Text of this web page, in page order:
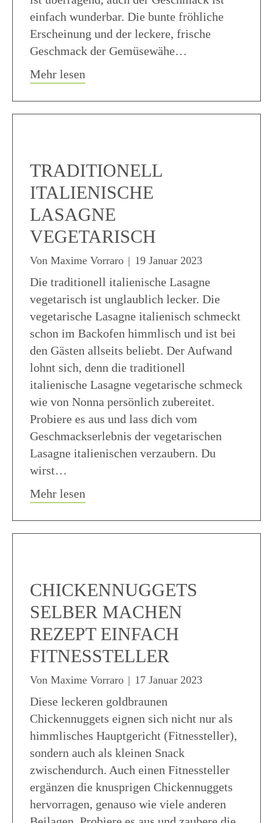
einfach wunderbar. Die bunte fröhliche
Erscheinung und der leckere, frische
Geschmack der Gemüsewähe…
Mehr lesen
TRADITIONELL
ITALIENISCHE
LASAGNE
VEGETARISCH
Von Maxime Vorraro | 19 Januar 2023
Die traditionell italienische Lasagne
vegetarisch ist unglaublich lecker. Die
vegetarische Lasagne italienisch schmeckt
schon im Backofen himmlisch und ist bei
den Gästen allseits beliebt. Der Aufwand
lohnt sich, denn die traditionell
italienische Lasagne vegetarische schmeck
wie von Nonna persönlich zubereitet.
Probiere es aus und lass dich vom
Geschmackserlebnis der vegetarischen
Lasagne italienischen verzaubern. Du
wirst…
Mehr lesen
CHICKENNUGGETS
SELBER MACHEN
REZEPT EINFACH
FITNESSTELLER
Von Maxime Vorraro | 17 Januar 2023
Diese leckeren goldbraunen
Chickennuggets eignen sich nicht nur als
himmlisches Hauptgericht (Fitnessteller),
sondern auch als kleinen Snack
zwischendurch. Auch einen Fitnessteller
ergänzen die knusprigen Chickennuggets
hervorragen, genauso wie viele anderen